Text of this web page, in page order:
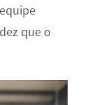
que o